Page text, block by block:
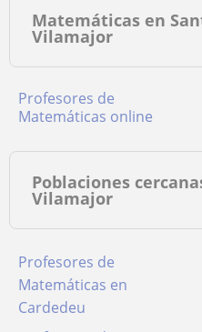
Matemáticas en
Vilamajor
Profesores de
Matemáticas online
Poblaciones
Vilamajor
Profesores de
Matemáticas en
Cardedeu